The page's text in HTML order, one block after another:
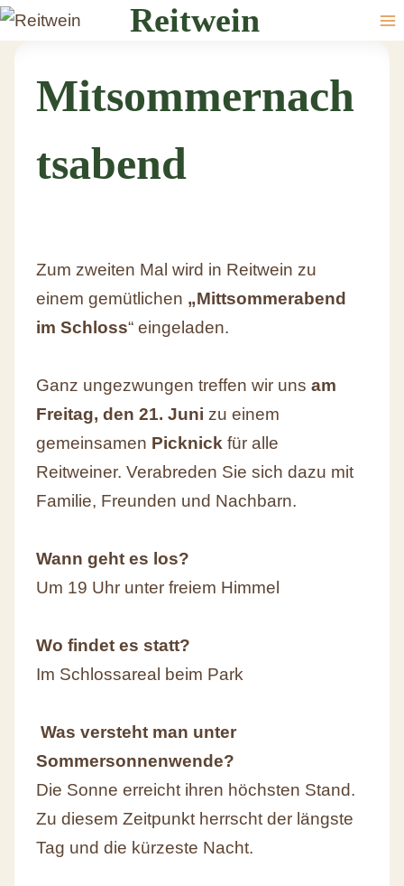
Reitwein
Mitsommernach
tsabend
Zum zweiten Mal wird in Reitwein zu
einem gemütlichen „Mittsommerabend
im Schloss“ eingeladen.
Ganz ungezwungen treffen wir uns am
Freitag, den 21. Juni zu einem
gemeinsamen Picknick für alle
Reitweiner. Verabreden Sie sich dazu mit
Familie, Freunden und Nachbarn.
Wann geht es los?
Um 19 Uhr unter freiem Himmel
Wo findet es statt?
Im Schlossareal beim Park
Was versteht man unter
Sommersonnenwende?
Die Sonne erreicht ihren höchsten Stand.
Zu diesem Zeitpunkt herrscht der längste
Tag und die kürzeste Nacht.